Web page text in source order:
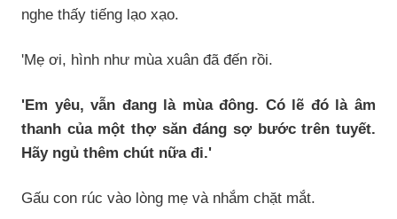
nghe thấy tiếng lạo xạo.
'Mẹ ơi, hình như mùa xuân đã đến rồi.
'Em yêu, vẫn đang là mùa đông. Có lẽ đó là âm
thanh của một thợ săn đáng sợ bước trên tuyết.
Hãy ngủ thêm chút nữa đi.'
Gấu con rúc vào lòng mẹ và nhắm chặt mắt.